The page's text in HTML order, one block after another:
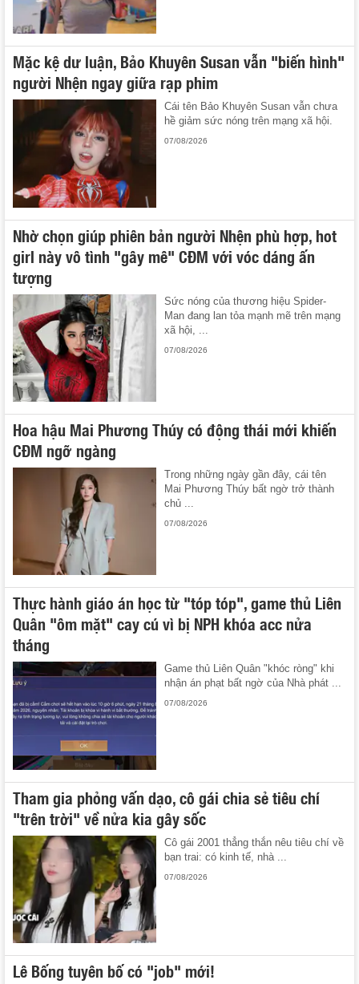
Mặc kệ dư luận, Bảo Khuyên Susan vẫn "biến hình"
người Nhện ngay giữa rạp phim
Cái tên Bảo Khuyên Susan vẫn chưa
hề giảm sức nóng trên mạng xã hội.
07/08/2026
Nhờ chọn giúp phiên bản người Nhện phù hợp, hot
girl này vô tình "gây mê" CĐM với vóc dáng ấn
tượng
Sức nóng của thương hiệu Spider-
Man đang lan tỏa mạnh mẽ trên mạng
xã hội, ...
07/08/2026
Hoa hậu Mai Phương Thúy có động thái mới khiến
CĐM ngỡ ngàng
Trong những ngày gần đây, cái tên
Mai Phương Thúy bất ngờ trở thành
chủ ...
07/08/2026
Thực hành giáo án học từ "tóp tóp", game thủ Liên
Quân "ôm mặt" cay cú vì bị NPH khóa acc nửa
tháng
Game thủ Liên Quân "khóc ròng" khi
nhận án phạt bất ngờ của Nhà phát ...
07/08/2026
Tham gia phỏng vấn dạo, cô gái chia sẻ tiêu chí
"trên trời" về nửa kia gây sốc
Cô gái 2001 thẳng thắn nêu tiêu chí về
bạn trai: có kinh tế, nhà ...
07/08/2026
Lê Bống tuyên bố có "job" mới!